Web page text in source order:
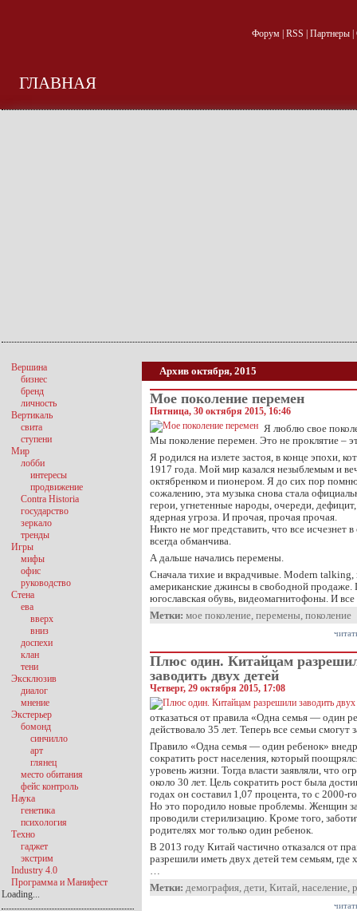
Форум| RSS Партнеры|
ГЛАВНАЯ
Архив октября, 2015
Мое поколение перемен
Пятница, 30 октября 2015, 16:46
Я люблю свое
Мы поколение перемен. Это не проклятие –
Я родился на излете застоя, в конце эпохи,
1917 года. Мой мир казался незыблемым и
октябренком и пионером. Я до сих пор помню
сожалению, эта музыка снова стала
герои, угнетенные народы, очереди, дефицит,
ядерная угроза. И прочая, прочая прочая.
Никто не мог представить, что все исчезнет
всегда обманчива.
А дальше начались перемены.
Сначала тихие и вкрадчивые. Modern talking,
американские джинсы в свободной продаже.
югославская обувь, видеомагнитофоны. И
Метки: мое поколение, перемены, поколение
Плюс один. Китайцам
заводить двух детей
Четверг, 29 октября 2015, 17:08
отказаться от правила «Одна семья — один
действовало 35 лет. Теперь все семьи смогут
Правило «Одна семья — один ребенок»
сократить рост населения, который
уровень жизни. Тогда власти заявляли, что
около 30 лет. Цель сократить рост была
годах он составил 1,07 процента, то с 2000-
Но это породило новые проблемы. Женщин
проводили стерилизацию. Кроме того,
родителях мог только один ребенок.
В 2013 году Китай частично отказался от
разрешили иметь двух детей тем семьям, где
…
Метки: демография, дети, Китай, население,
Вершина
бизнес
бренд
личность
Вертикаль
свита
ступени
Мир
лобби
интересы
продвижение
Contra Historia
государство
зеркало
тренды
Игры
мифы
офис
руководство
Стена
ева
вверх
вниз
доспехи
клан
тени
Эксклюзив
диалог
мнение
Экстерьер
бомонд
синчилло
арт
глянец
место обитания
фейс контроль
Наука
генетика
психология
Техно
гаджет
экстрим
Industry 4.0
Программа и Манифест
Loading...